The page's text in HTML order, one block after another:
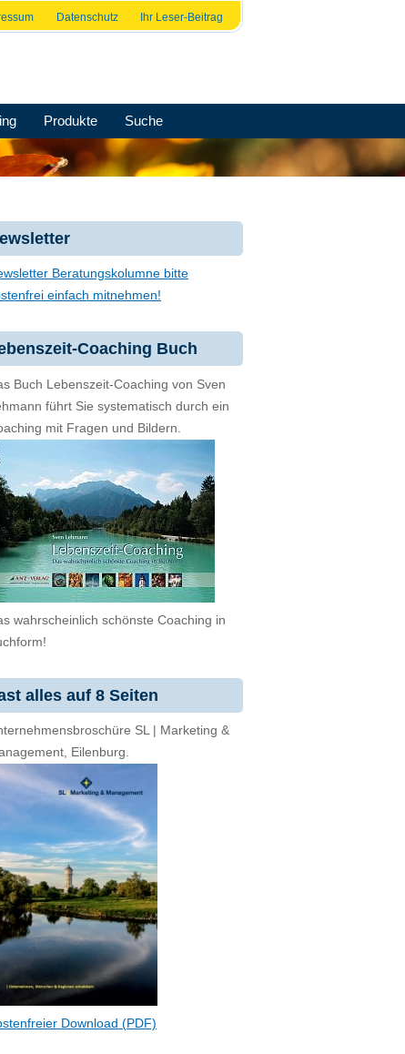
Datenschutz Ihr Leser-Beitrag
Produkte Suche
Beratungskolumne bitte
einfach mitnehmen!
Coaching Buch
Buch Lebenszeit-Coaching von Sven
führt Sie systematisch durch ein
mit Fragen und Bildern.
wahrscheinlich schönste Coaching in
alles auf 8 Seiten
SL | Marketing &
Eilenburg.
Download (PDF)